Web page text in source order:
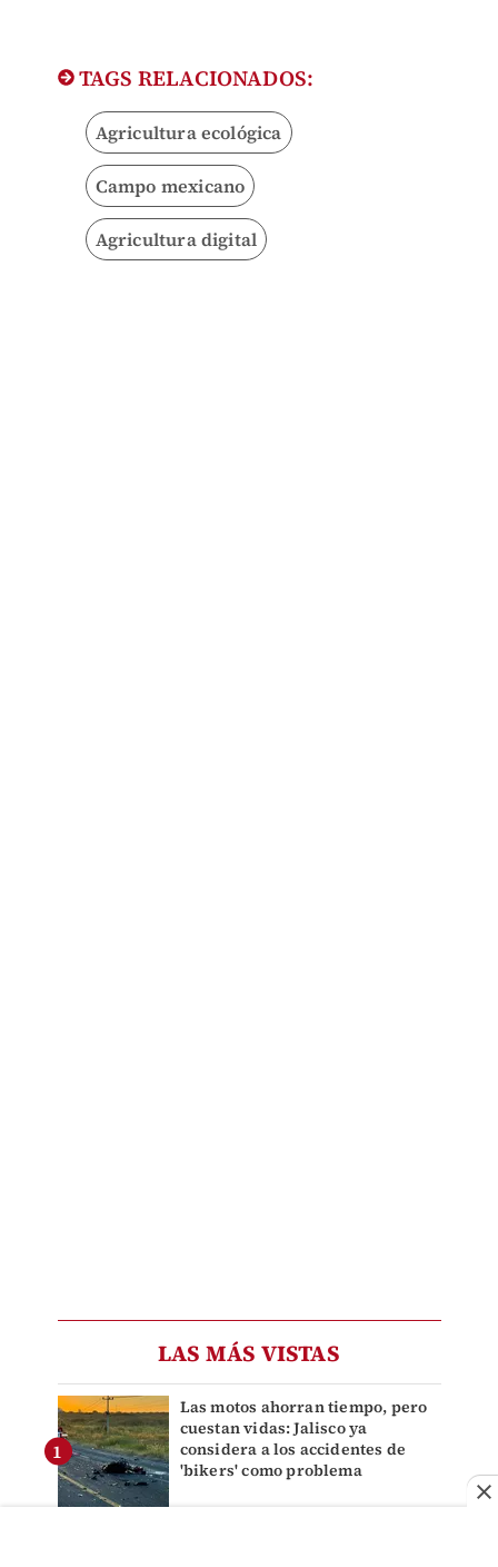
TAGS RELACIONADOS:
Agricultura ecológica
Campo mexicano
Agricultura digital
LAS MÁS VISTAS
Las motos ahorran tiempo, pero
cuestan vidas: Jalisco ya
considera a los accidentes de
'bikers' como problema